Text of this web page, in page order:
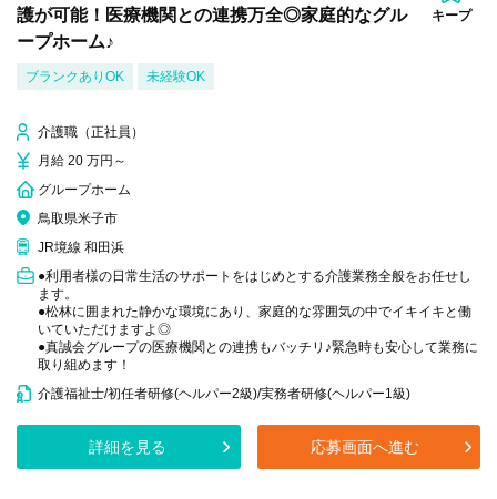
護が可能！医療機関との連携万全◎家庭的なグル
ープホーム♪
キープ
ブランクありOK 未経験OK
介護職（正社員）
月給 20 万円～
グループホーム
鳥取県米子市
JR境線 和田浜
●利用者様の日常生活のサポートをはじめとする介護業務全般をお任せし
ます。
●松林に囲まれた静かな環境にあり、家庭的な雰囲気の中でイキイキと働
いていただけますよ◎
●真誠会グループの医療機関との連携もバッチリ♪緊急時も安心して業務に
取り組めます！
介護福祉士/初任者研修(ヘルパー2級)/実務者研修(ヘルパー1級)
詳細を見る 応募画面へ進む